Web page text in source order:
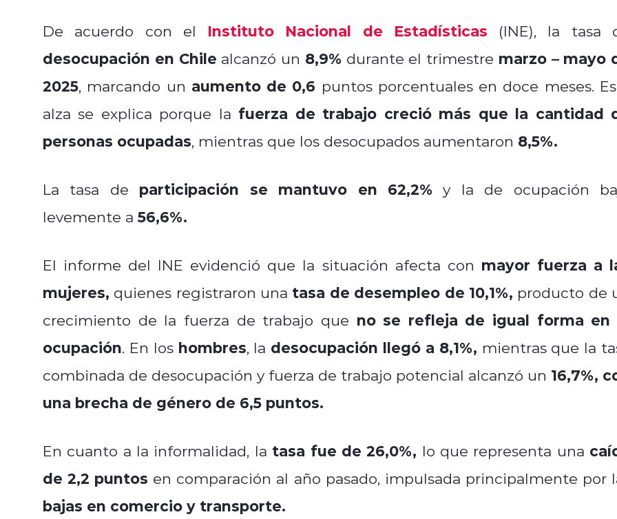
De acuerdo con el Instituto Nacional de Estadísticas (INE), la tasa
desocupación en Chile alcanzó un 8,9% durante el trimestre marzo – mayo
2025, marcando un aumento de 0,6 puntos porcentuales en doce meses.
alza se explica porque la fuerza de trabajo creció más que la cantidad
personas ocupadas, mientras que los desocupados aumentaron 8,5%.
La tasa de participación se mantuvo en 62,2% y la de ocupación
levemente a 56,6%.
El informe del INE evidenció que la situación afecta con mayor fuerza a
mujeres, quienes registraron una tasa de desempleo de 10,1%, producto de
crecimiento de la fuerza de trabajo que no se refleja de igual forma en
ocupación. En los hombres, la desocupación llegó a 8,1%, mientras que la
combinada de desocupación y fuerza de trabajo potencial alcanzó un 16,7%,
una brecha de género de 6,5 puntos.
En cuanto a la informalidad, la tasa fue de 26,0%, lo que representa una
de 2,2 puntos en comparación al año pasado, impulsada principalmente por
bajas en comercio y transporte.